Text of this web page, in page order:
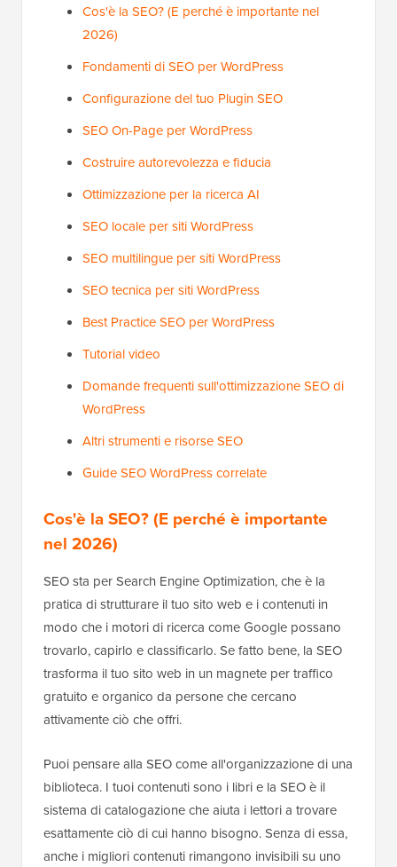
Cos'è la SEO? (E perché è importante nel
2026)
Fondamenti di SEO per WordPress
Configurazione del tuo Plugin SEO
SEO On-Page per WordPress
Costruire autorevolezza e fiducia
Ottimizzazione per la ricerca AI
SEO locale per siti WordPress
SEO multilingue per siti WordPress
SEO tecnica per siti WordPress
Best Practice SEO per WordPress
Tutorial video
Domande frequenti sull'ottimizzazione SEO di
WordPress
Altri strumenti e risorse SEO
Guide SEO WordPress correlate
Cos'è la SEO? (E perché è importante
nel 2026)
SEO sta per Search Engine Optimization, che è la
pratica di strutturare il tuo sito web e i contenuti in
modo che i motori di ricerca come Google possano
trovarlo, capirlo e classificarlo. Se fatto bene, la SEO
trasforma il tuo sito web in un magnete per traffico
gratuito e organico da persone che cercano
attivamente ciò che offri.
Puoi pensare alla SEO come all'organizzazione di una
biblioteca. I tuoi contenuti sono i libri e la SEO è il
sistema di catalogazione che aiuta i lettori a trovare
esattamente ciò di cui hanno bisogno. Senza di essa,
anche i migliori contenuti rimangono invisibili su uno